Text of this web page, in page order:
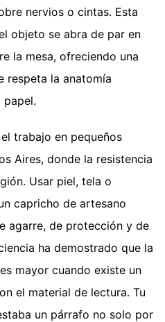
nervios o cintas. Esta
objeto se abra de par en
la mesa, ofreciendo una
respeta la anatomía
papel.
trabajo en pequeños
Aires, donde la resistencia
Usar piel, tela o
capricho de artesano
agarre, de protección y de
ha demostrado que la
mayor cuando existe un
el material de lectura. Tu
un párrafo no solo por